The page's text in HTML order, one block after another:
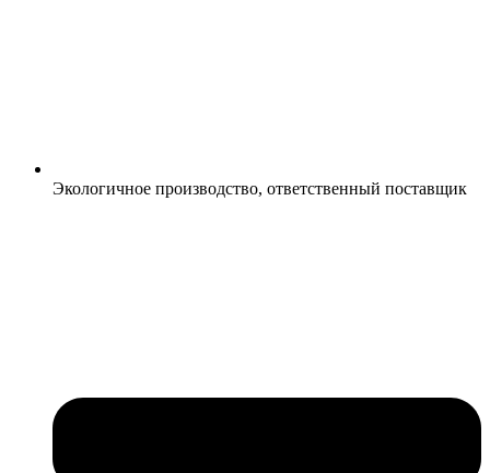
Экологичное производство, ответственный поставщик